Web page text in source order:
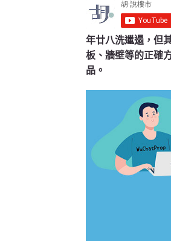
年廿八洗邋遢，但
板、牆壁等的正確
品。